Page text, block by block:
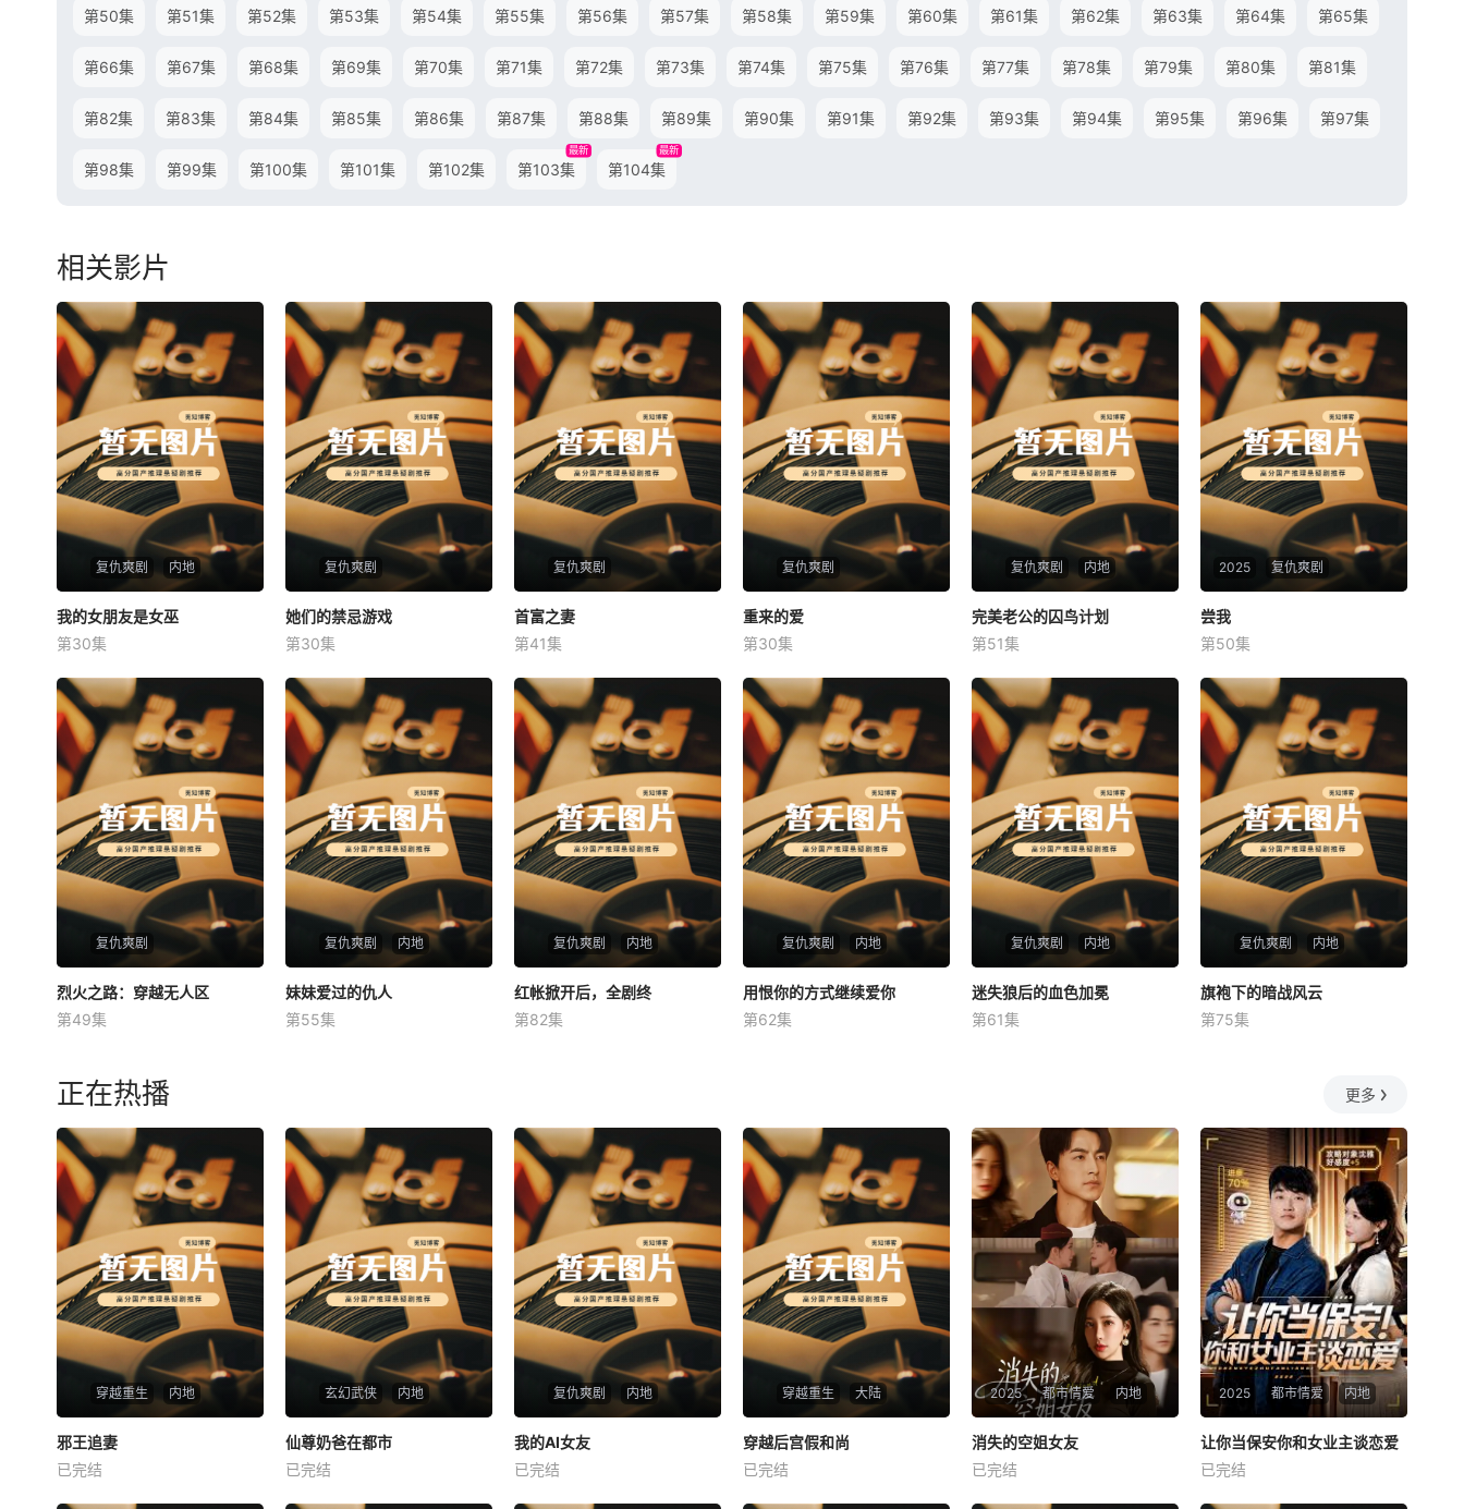
第50集 第51集 第52集 第53集 第54集 第55集 第56集 第57集 第58集 第59集 第60集 第61集 第62集 第63集 第64集 第65集
第66集 第67集 第68集 第69集 第70集 第71集 第72集 第73集 第74集 第75集 第76集 第77集 第78集 第79集 第80集 第81集
第82集 第83集 第84集 第85集 第86集 第87集 第88集 第89集 第90集 第91集 第92集 第93集 第94集 第95集 第96集 第97集
第98集 第99集 第100集 第101集 第102集 第103集
最新
第104集
最新
相关影片
复仇爽剧 内地
我的女朋友是女巫
未知
我的女朋友是女巫
第30集
复仇爽剧
她们的禁忌游戏
未知
她们的禁忌游戏
第30集
复仇爽剧
首富之妻
未知
首富之妻
第41集
复仇爽剧
重来的爱
未知
重来的爱
第30集
复仇爽剧 内地
完美老公的囚鸟计划
未知
完美老公的囚鸟计划
第51集
2025 复仇爽剧
尝我
未知
尝我
第50集
复仇爽剧
烈火之路：穿越无人区
未知
烈火之路：穿越无人区
第49集
复仇爽剧 内地
妹妹爱过的仇人
未知
妹妹爱过的仇人
第55集
复仇爽剧 内地
红帐掀开后，全剧终
未知
红帐掀开后，全剧终
第82集
复仇爽剧 内地
用恨你的方式继续爱你
未知
用恨你的方式继续爱你
第62集
复仇爽剧 内地
迷失狼后的血色加冕
未知
迷失狼后的血色加冕
第61集
复仇爽剧 内地
旗袍下的暗战风云
未知
旗袍下的暗战风云
第75集
正在热播 更多
穿越重生 内地
邪王追妻
未知
邪王追妻
已完结
玄幻武侠 内地
仙尊奶爸在都市
未知
仙尊奶爸在都市
已完结
复仇爽剧 内地
我的AI女友
未知
我的AI女友
已完结
穿越重生 大陆
穿越后宫假和尚
未知
穿越后宫假和尚
已完结
2025 都市情爱 内地
消失的空姐女友
未知
消失的空姐女友
已完结
2025 都市情爱 内地
未知
让你当保安你和女业主谈恋爱
已完结